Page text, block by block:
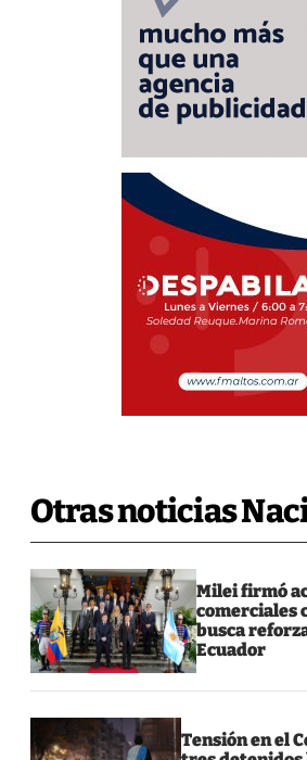
Otras noticias
Milei firmó
comerciales
busca
Ecuador
Tensión en el